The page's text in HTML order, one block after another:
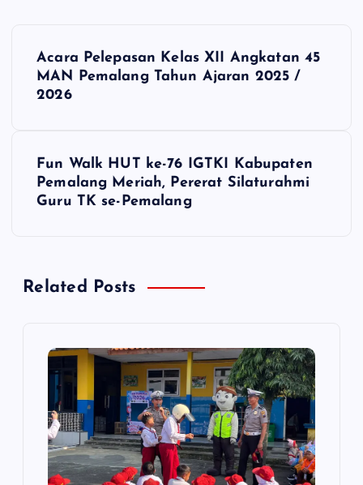
s
Acara Pelepasan Kelas XII Angkatan 45
MAN Pemalang Tahun Ajaran 2025 /
2026
Fun Walk HUT ke-76 IGTKI Kabupaten
Pemalang Meriah, Pererat Silaturahmi
Guru TK se-Pemalang
Related Posts